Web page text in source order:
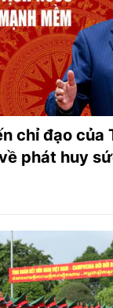
chỉ đạo của
phát huy